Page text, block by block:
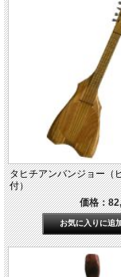
タヒチアンバンジョー（
付）
価格：